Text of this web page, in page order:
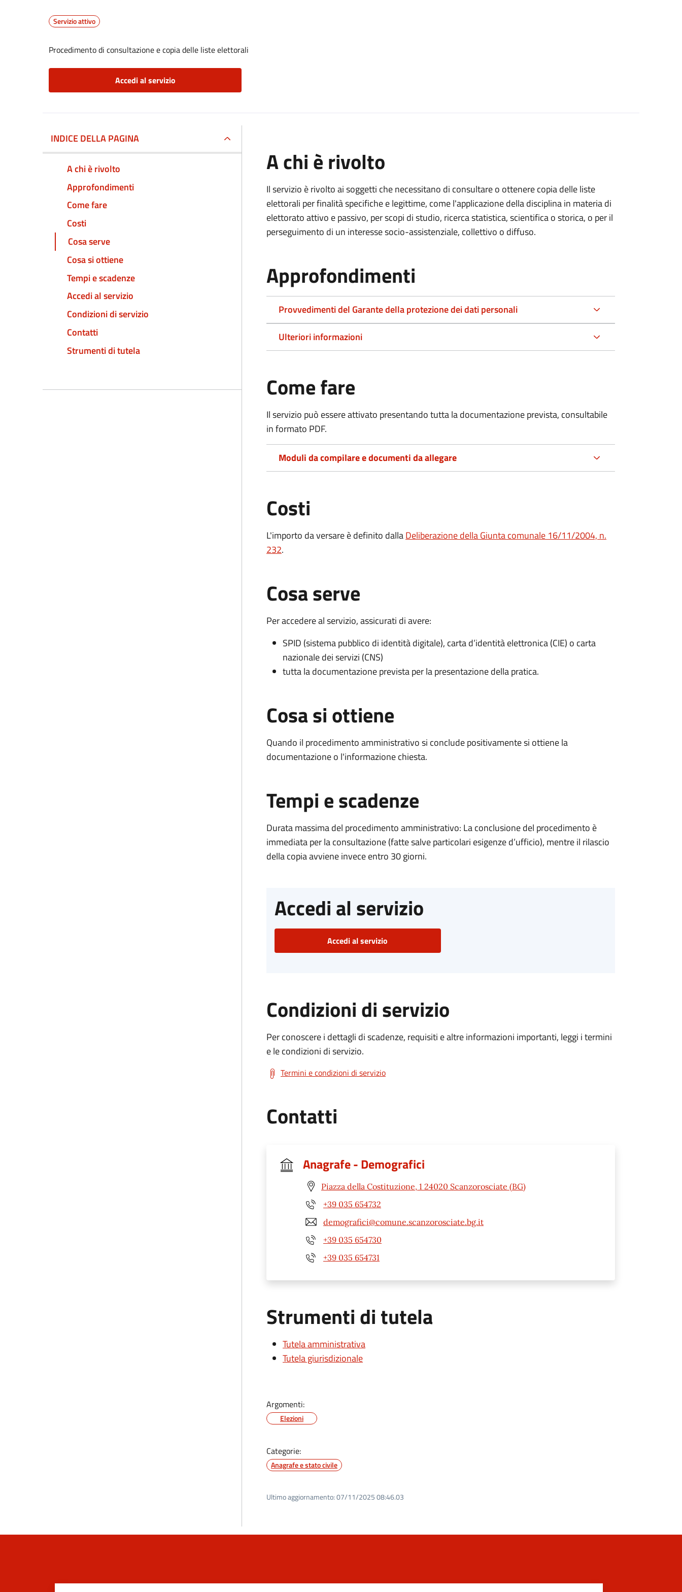
Servizio attivo
Procedimento di consultazione e copia delle liste elettorali
Accedi al servizio
INDICE DELLA PAGINA
A chi è rivolto
Approfondimenti
Come fare
Costi
Cosa serve
Cosa si ottiene
Tempi e scadenze
Accedi al servizio
Condizioni di servizio
Contatti
Strumenti di tutela
A chi è rivolto
Il servizio è rivolto ai soggetti che necessitano di consultare o ottenere copia delle liste
elettorali per finalità specifiche e legittime, come l'applicazione della disciplina in materia di
elettorato attivo e passivo, per scopi di studio, ricerca statistica, scientifica o storica, o per il
perseguimento di un interesse socio-assistenziale, collettivo o diffuso.
Approfondimenti
Provvedimenti del Garante della protezione dei dati personali
Ulteriori informazioni
Come fare
Il servizio può essere attivato presentando tutta la documentazione prevista, consultabile
in formato PDF.
Moduli da compilare e documenti da allegare
Costi
L'importo da versare è definito dallaDeliberazione della Giunta comunale 16/11/2004, n.
232.
Cosa serve
Per accedere al servizio, assicurati di avere:
SPID (sistema pubblico di identità digitale), carta d’identità elettronica (CIE) o carta
nazionale dei servizi (CNS)
tutta la documentazione prevista per la presentazione della pratica.
Cosa si ottiene
Quando il procedimento amministrativo si conclude positivamente si ottiene la
documentazione o l'informazione chiesta.
Tempi e scadenze
Durata massima del procedimento amministrativo: La conclusione del procedimento è
immediata per la consultazione (fatte salve particolari esigenze d’ufficio), mentre il rilascio
della copia avviene invece entro 30 giorni.
Accedi al servizio
Accedi al servizio
Condizioni di servizio
Per conoscere i dettagli di scadenze, requisiti e altre informazioni importanti, leggi i termini
e le condizioni di servizio.
Termini e condizioni di servizio
Contatti
Anagrafe - Demografici
Piazza della Costituzione, 1 24020 Scanzorosciate (BG)
+39 035 654732
demografici@comune.scanzorosciate.bg.it
+39 035 654730
+39 035 654731
Strumenti di tutela
Tutela amministrativa
Tutela giurisdizionale
Argomenti:
Elezioni
Categorie:
Anagrafe e stato civile
Ultimo aggiornamento:07/11/2025 08:46.03